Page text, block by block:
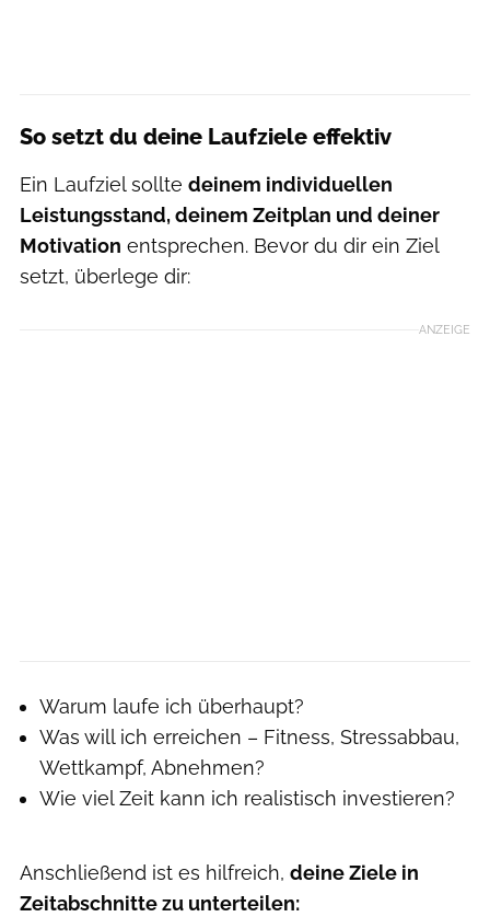
So setzt du deine Laufziele effektiv
Ein Laufziel sollte deinem individuellen
Leistungsstand, deinem Zeitplan und deiner
Motivation entsprechen. Bevor du dir ein Ziel
setzt, überlege dir:
ANZEIGE
Warum laufe ich überhaupt?
Was will ich erreichen – Fitness, Stressabbau,
Wettkampf, Abnehmen?
Wie viel Zeit kann ich realistisch investieren?
Anschließend ist es hilfreich, deine Ziele in
Zeitabschnitte zu unterteilen: